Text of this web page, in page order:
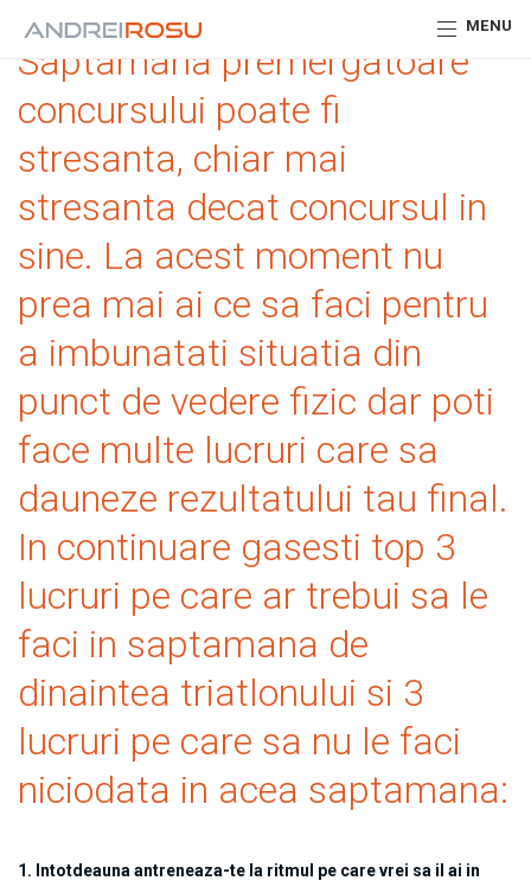
MENU
Saptamana premergatoare
concursului poate fi
stresanta, chiar mai
stresanta decat concursul in
sine. La acest moment nu
prea mai ai ce sa faci pentru
a imbunatati situatia din
punct de vedere fizic dar poti
face multe lucruri care sa
dauneze rezultatului tau final.
In continuare gasesti top 3
lucruri pe care ar trebui sa le
faci in saptamana de
dinaintea triatlonului si 3
lucruri pe care sa nu le faci
niciodata in acea saptamana:
1. Intotdeauna antreneaza-te la ritmul pe care vrei sa il ai in